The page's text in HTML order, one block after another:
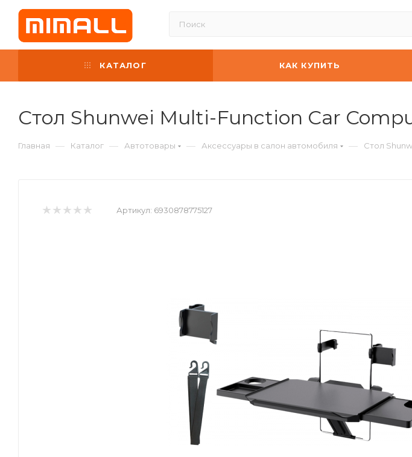
КАТАЛОГ КАК КУПИТЬ
Стол Shunwei Multi-Function Car
Главная — Каталог — Автотовары — Аксессуары в салон автомобиля — Стол
Артикул: 6930878775127